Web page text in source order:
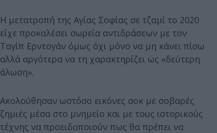
Η μετατροπή της Αγίας Σοφίας σε τζαμί το 2020
είχε προκαλέσει σωρεία αντιδράσεων με τον
Ταγίπ Ερντογάν όμως όχι μόνο να μη κάνει πίσω
αλλά αργότερα να τη χαρακτηρίζει ως «δεύτερη
άλωση».
Ακολούθησαν ωστόσο εικόνες σοκ με σοβαρές
ζημιές μέσα στο μνημείο και με τους ιστορικούς
τέχνης να προειδοποιούν πως θα πρέπει να